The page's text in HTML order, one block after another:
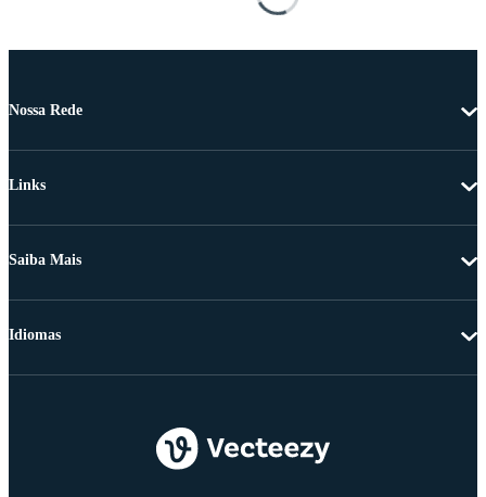
Nossa Rede
Links
Saiba Mais
Idiomas